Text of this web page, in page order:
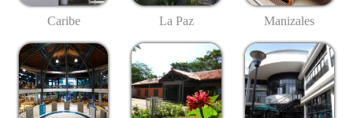
Caribe La Paz Manizales